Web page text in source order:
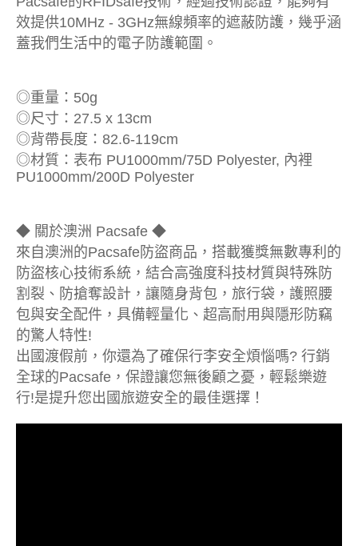
效提供10MHz - 3GHz無線頻率的遮蔽防護，幾乎涵
蓋我們生活中的電子防護範圍。
◎重量：50g
◎尺寸：27.5 x 13cm
◎背帶長度：82.6-119cm
◎材質：表布 PU1000mm/75D Polyester, 內裡
PU1000mm/200D Polyester
◆ 關於澳洲 Pacsafe ◆
來自澳洲的Pacsafe防盜商品，搭載獲獎無數專利的
防盜核心技術系統，結合高強度科技材質與特殊防
割裂、防搶奪設計，讓隨身背包，旅行袋，護照腰
包與安全配件，具備輕量化、超高耐用與隱形防竊
的驚人特性!
出國渡假前，你還為了確保行李安全煩惱嗎? 行銷
全球的Pacsafe，保證讓您無後顧之憂，輕鬆樂遊
行!是提升您出國旅遊安全的最佳選擇！